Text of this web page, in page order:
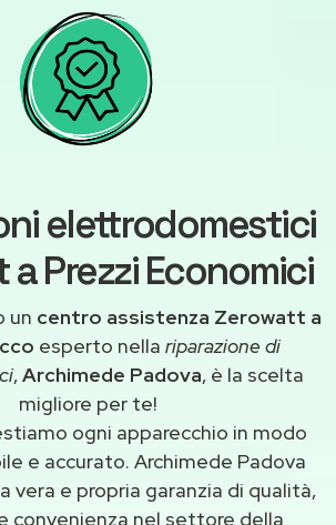
elettrodomestici
Prezzi Economici
un centro assistenza Zerowatt a
esperto nella riparazione di
,Archimede Padova, è la scelta
migliore per te!
ogni apparecchio in modo
e accurato. Archimede Padova
vera e propria garanzia di qualità,
convenienza nel settore della